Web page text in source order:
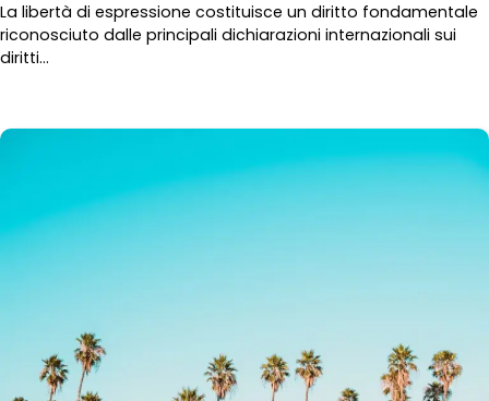
La libertà di espressione costituisce un diritto fondamentale
riconosciuto dalle principali dichiarazioni internazionali sui
diritti…